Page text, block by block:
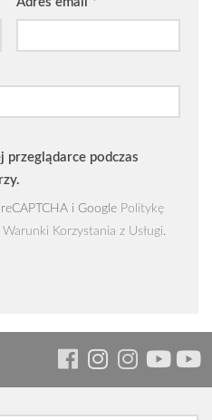
przeglądarce podczas
i Google Politykę
Warunki Korzystania z Usługi.